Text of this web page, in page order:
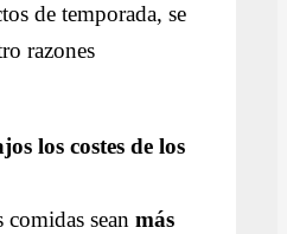
de temporada, se
razones
los costes de los
comidas seanmás